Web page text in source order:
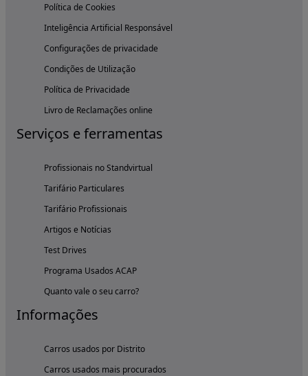
Política de Cookies
Inteligência Artificial Responsável
Configurações de privacidade
Condições de Utilização
Política de Privacidade
Livro de Reclamações online
Serviços e ferramentas
Profissionais no Standvirtual
Tarifário Particulares
Tarifário Profissionais
Artigos e Notícias
Test Drives
Programa Usados ACAP
Quanto vale o seu carro?
Informações
Carros usados por Distrito
Carros usados mais procurados